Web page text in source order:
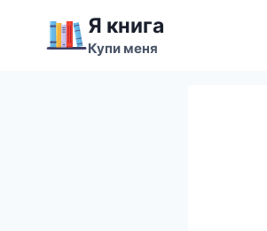
содержимому
Я книга
Купи меня